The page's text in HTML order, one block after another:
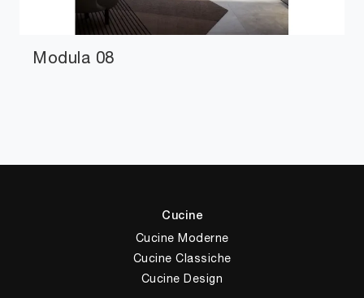
Modula 08
Cucine
Cucine Moderne
Cucine Classiche
Cucine Design